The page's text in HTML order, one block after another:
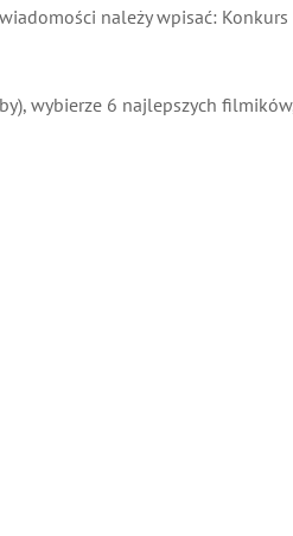
należy wpisać: Konkurs
wybierze 6 najlepszych filmików,